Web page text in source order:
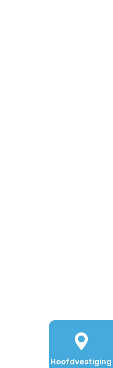
Hoofdvestiging